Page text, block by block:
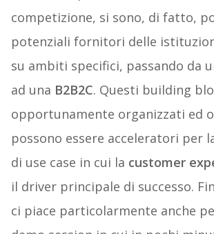
competizione, si sono, di fatto,
potenziali fornitori delle
su ambiti specifici, passando da
ad una B2B2C. Questi building
opportunamente organizzati ed
possono essere acceleratori per
di use case in cui la customer
il driver principale di successo.
ci piace particolarmente anche